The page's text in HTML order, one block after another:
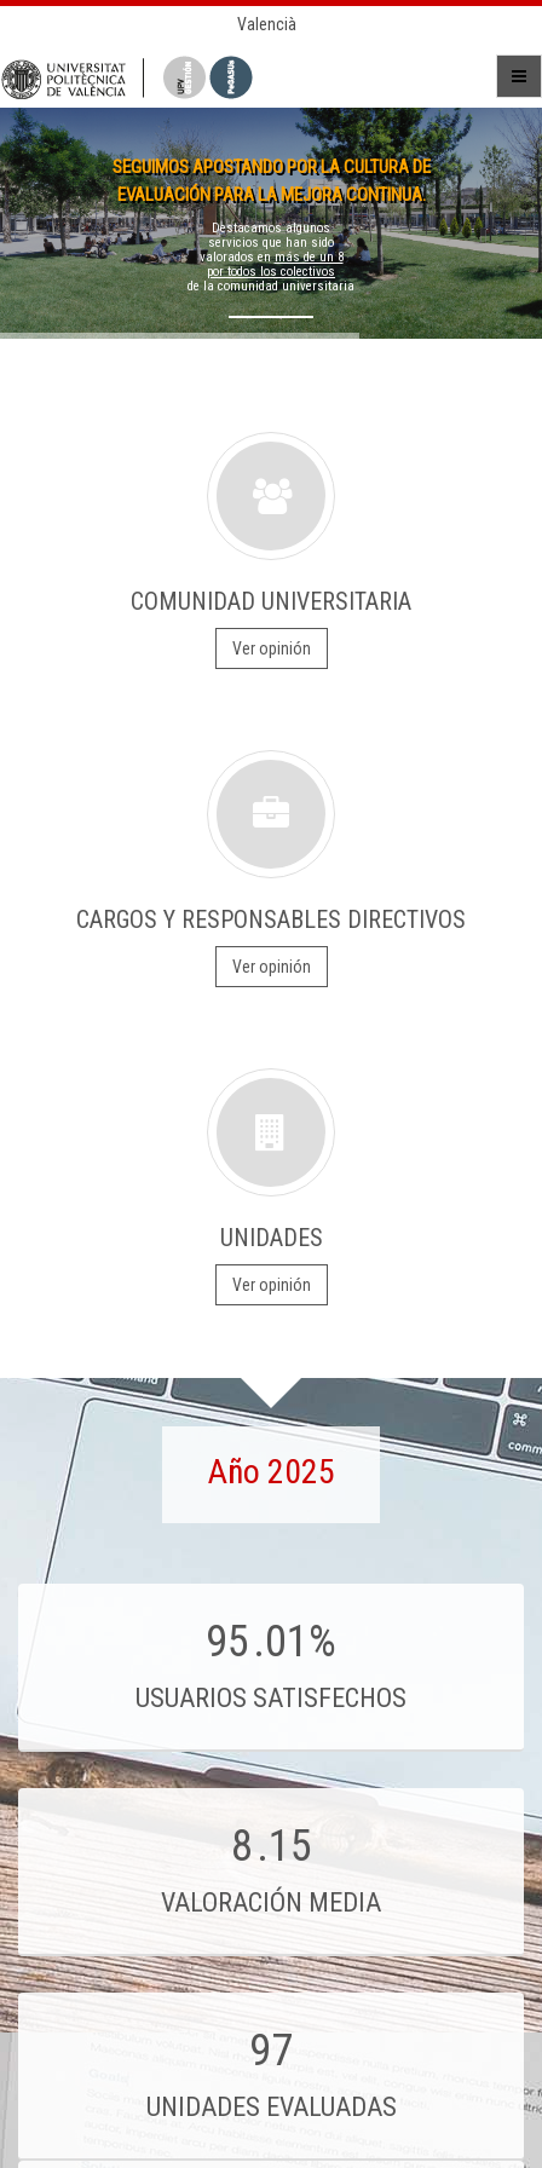
Valencià
SEGUIMOS APOSTANDO POR LA CULTURA DE
EVALUACIÓN PARA LA MEJORA CONTINUA.
Destacamos algunos
servicios que han sido
valorados enmás de un 8
por todos los colectivos
de la comunidad universitaria
COMUNIDAD UNIVERSITARIA
Ver opinión
CARGOS Y RESPONSABLES DIRECTIVOS
Ver opinión
UNIDADES
Ver opinión
Año 2025
95.01%
USUARIOS SATISFECHOS
8.15
VALORACIÓN MEDIA
97
UNIDADES EVALUADAS